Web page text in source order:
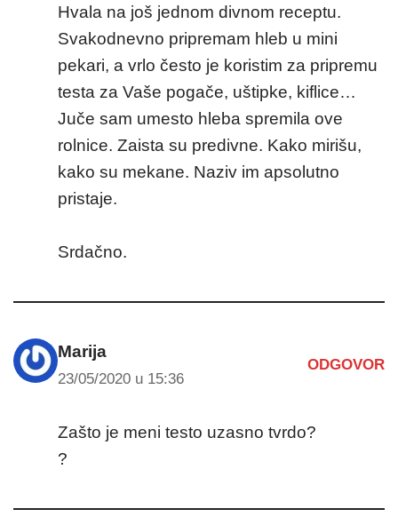
Hvala na još jednom divnom receptu.
Svakodnevno pripremam hleb u mini
pekari, a vrlo često je koristim za pripremu
testa za Vaše pogače, uštipke, kiflice…
Juče sam umesto hleba spremila ove
rolnice. Zaista su predivne. Kako mirišu,
kako su mekane. Naziv im apsolutno
pristaje.
Srdačno.
Marija
23/05/2020 u 15:36
ODGOVOR
Zašto je meni testo uzasno tvrdo?
?